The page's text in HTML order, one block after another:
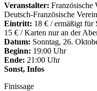
Veranstalter: Französische
Deutsch-Französische
Eintritt: 18 € / ermäßigt
15 € / Karten nur an der
Datum: Sonntag, 26.
Beginn: 19:00 Uhr
Ende: 21:00 Uhr
Sonst, Infos
Finissage